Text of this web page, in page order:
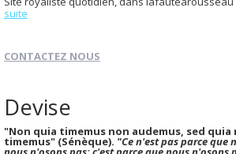
suite
CONTACTEZ NOUS
Devise
"Non quia timemus non audemus, sed quia
timemus" (Sénèque). "Ce n'est pas parce que